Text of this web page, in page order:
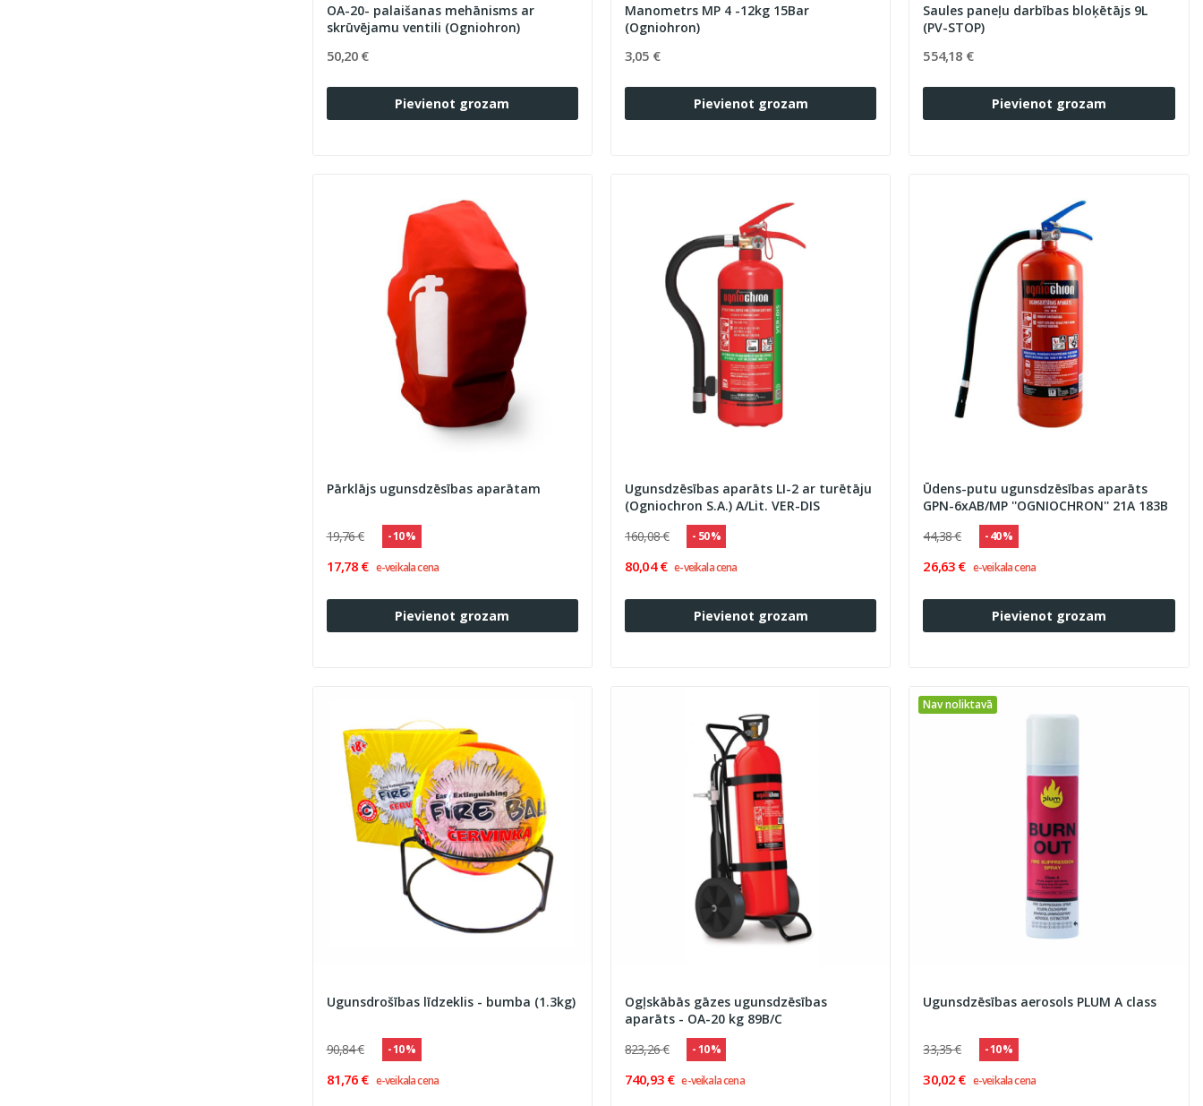
OA-20- palaišanas mehānisms ar
skrūvējamu ventili (Ogniohron)
50,20 €
Pievienot grozam
Manometrs MP 4 -12kg 15Bar
(Ogniohron)
3,05 €
Pievienot grozam
Saules paneļu darbības bloķētājs 9L
(PV-STOP)
554,18 €
Pievienot grozam
Pārklājs ugunsdzēsības aparātam
19,76 € - 10 %
17,78 € e-veikala cena
Pievienot grozam
Ugunsdzēsības aparāts LI-2 ar turētāju
(Ogniochron S.A.) A/Lit. VER-DIS
160,08 €
- 50 %
80,04 € e-veikala cena
Pievienot grozam
Ūdens-putu ugunsdzēsības aparāts
GPN-6xAB/MP ''OGNIOCHRON'' 21A 183B
44,38 €
- 40 %
26,63 € e-veikala cena
Pievienot grozam
Ugunsdrošības līdzeklis - bumba (1.3kg)
90,84 € - 10 %
81,76 € e-veikala cena
Ogļskābās gāzes ugunsdzēsības
aparāts - OA-20 kg 89B/C
823,26 €
- 10 %
740,93 € e-veikala cena
Nav noliktavā
Ugunsdzēsības aerosols PLUM A class
33,35 € - 10 %
30,02 € e-veikala cena